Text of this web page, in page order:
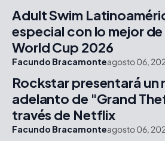
Adult Swim
especial con lo mejor
World Cup 2026
Facundo Bracamonteagosto 06,
Rockstar presentará un
adelanto de "Grand
través de Netflix
Facundo Bracamonteagosto 06,